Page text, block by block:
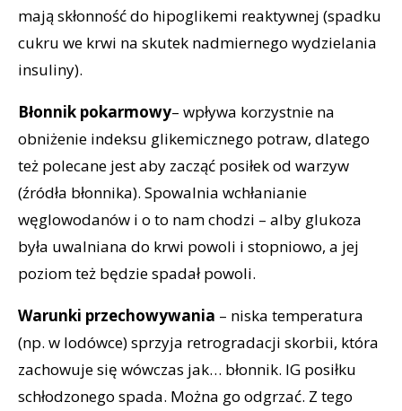
mają skłonność do hipoglikemi reaktywnej (spadku
cukru we krwi na skutek nadmiernego wydzielania
insuliny).
Błonnik pokarmowy– wpływa korzystnie na
obniżenie indeksu glikemicznego potraw, dlatego
też polecane jest aby zacząć posiłek od warzyw
(źródła błonnika). Spowalnia wchłanianie
węglowodanów i o to nam chodzi – alby glukoza
była uwalniana do krwi powoli i stopniowo, a jej
poziom też będzie spadał powoli.
Warunki przechowywania – niska temperatura
(np. w lodówce) sprzyja retrogradacji skorbii, która
zachowuje się wówczas jak… błonnik. IG posiłku
schłodzonego spada. Można go odgrzać. Z tego